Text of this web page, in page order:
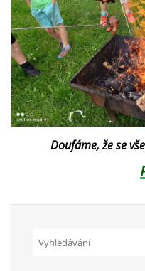
Doufáme, že se